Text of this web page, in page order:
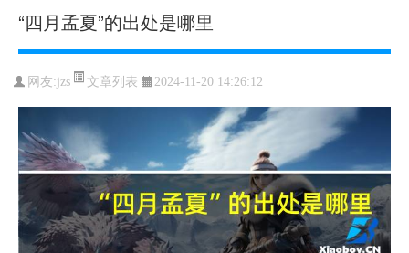
“四月孟夏”的出处是哪里
网友:jzs 文章列表 2024-11-20 14:26:12